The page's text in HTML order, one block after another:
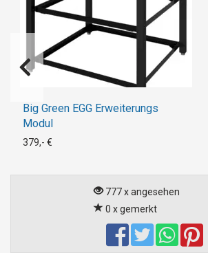
Big Green EGG Erweiterungs
Modul
379,- €
777 x angesehen
0 x gemerkt